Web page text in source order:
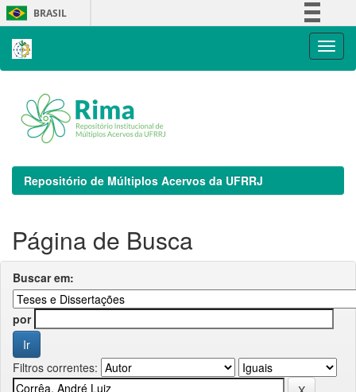
Skip
navigation
BRASIL
Repositório de Múltiplos Acervos da UFRRJ
Página de Busca
Buscar em:
por
Filtros correntes: